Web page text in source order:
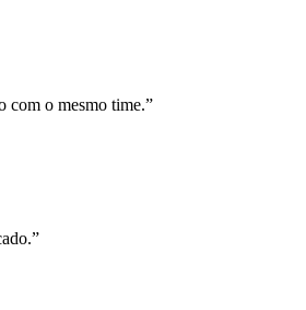
com o mesmo time.”
”